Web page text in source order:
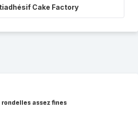
Cake Factory
assez fines